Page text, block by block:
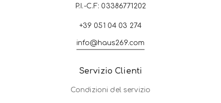
P.I.-C.F: 03386771202
+39 051 04 03 274
info@haus269.com
Servizio Clienti
Condizioni del servizio